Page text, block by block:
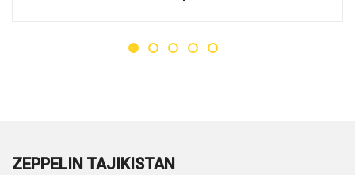
ZEPPELIN TAJIKISTAN